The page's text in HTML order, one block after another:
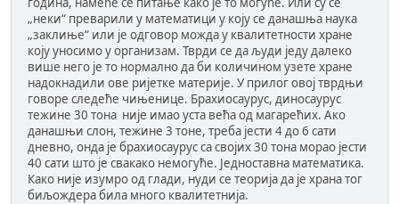
„неки“ преварили у математици у коју се данашња наука
„заклиње“ или је одговор можда у квалитетности хране
коју уносимо у организам. Тврди се да људи једу далеко
више него је то нормално да би количином узете хране
надокнадили ове ријетке материје. У прилог овој тврдњи
говоре следеће чињенице. Брахиосаурус, диносаурус
тежине 30 тона није имао уста већа од магарећих. Ако
данашњи слон, тежине 3 тоне, треба јести 4 до 6 сати
дневно, онда је брахиосаурус са својих 30 тона морао јести
40 сати што је свакако немогуће. Једноставна математика.
Како није изумро од глади, нуди се теорија да је храна тог
биљождера била много квалитетнија.